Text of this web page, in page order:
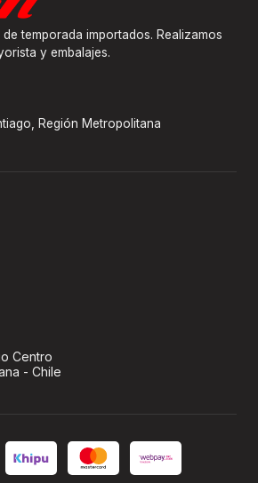
temporada importados. Realizamos
y embalajes.
Región Metropolitana
Centro
- Chile